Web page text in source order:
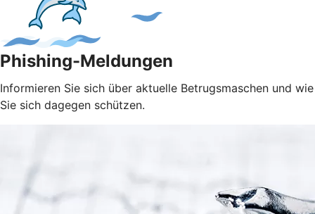
Phishing-Meldungen
Informieren Sie sich über aktuelle Betrugsmaschen und wie
Sie sich dagegen schützen.